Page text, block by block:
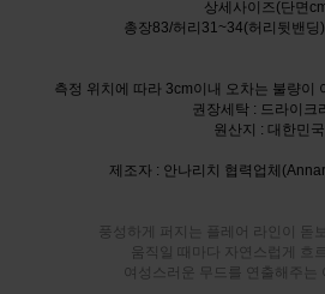
상세사이즈(단면
총장83/허리31~34(허리뒷밴딩
측정 위치에 따라 3cm이내 오차는 불량이
권장세탁 : 드라이크
원산지 : 대한민국
제조자 : 안나리치 협력업체
풍성하게 퍼지는 플레어 라인이 돋
움직일 때마다 자연스럽게 흐
여성스러운 무드를 연출해주는